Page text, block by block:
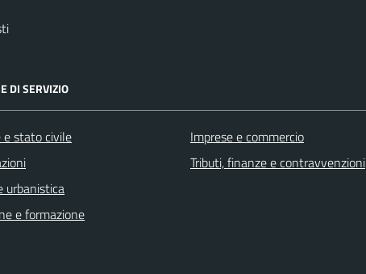
DI SERVIZIO
e stato civile
urbanistica
e formazione
Imprese e commercio
Tributi, finanze e contravvenzioni